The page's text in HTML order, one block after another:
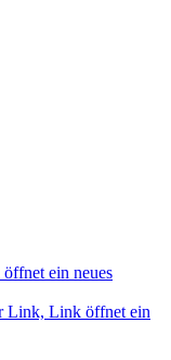
ein neues
Link, Link öffnet ein